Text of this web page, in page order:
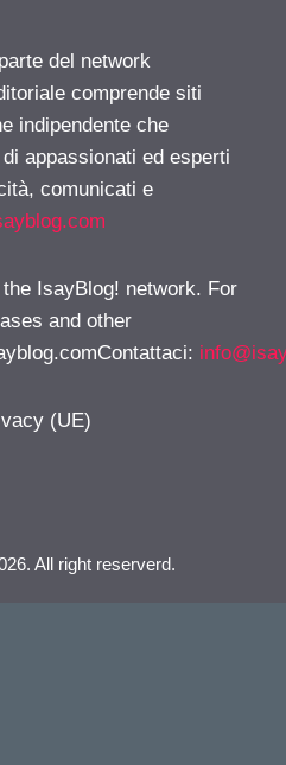
del network
comprende siti
indipendente che
appassionati ed esperti
comunicati e
IsayBlog! network. For
and other
:
(UE)
All right reserverd.